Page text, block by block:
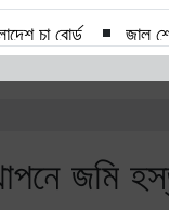
চা বোর্ড জাল
বিআইএর শেয়ার
সভা অনুষ্ঠিত
কাঠমান্ডু গেলেন
জমি